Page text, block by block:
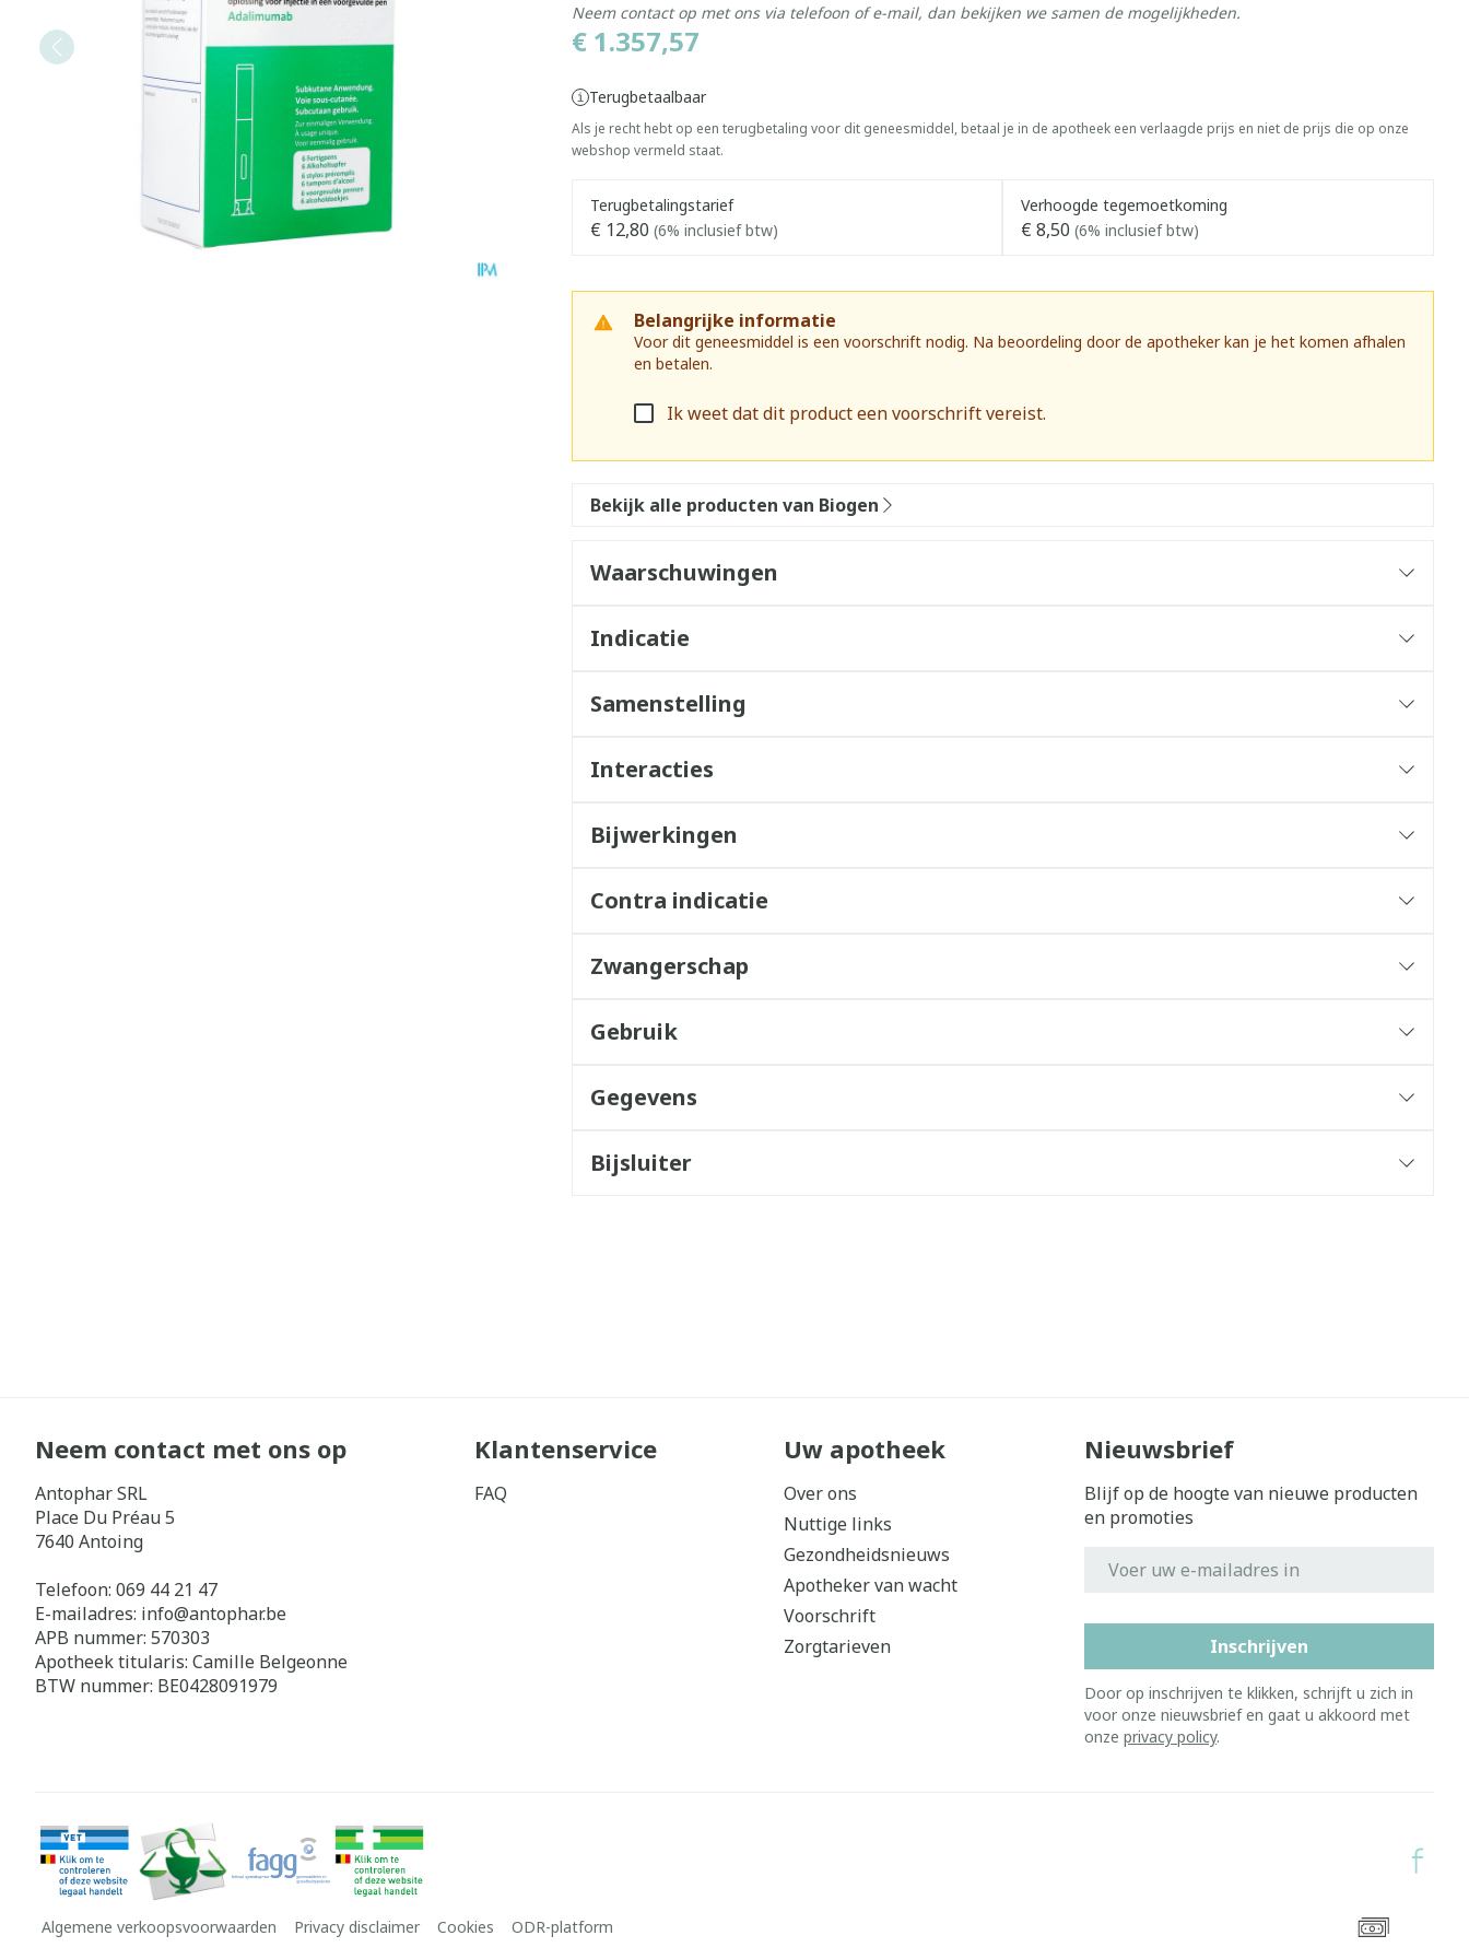
€ 1.357,57
Terugbetaalbaar
Als je recht hebt op een terugbetaling voor dit geneesmiddel, betaal je in de apotheek een verlaagde prijs en niet de prijs die op onze
webshop vermeld staat.
Terugbetalingstarief
€ 12,80 (6% inclusief btw)
Verhoogde tegemoetkoming
€ 8,50 (6% inclusief btw)
Belangrijke informatie
Voor dit geneesmiddel is een voorschrift nodig. Na beoordeling door de apotheker kan je het komen afhalen
en betalen.
Ik weet dat dit product een voorschrift vereist.
Neem contact op met ons via telefoon of e-mail, dan bekijken we samen de mogelijkheden.
Bekijk alle producten van Biogen
Waarschuwingen
Indicatie
Samenstelling
Interacties
Bijwerkingen
Contra indicatie
Zwangerschap
Gebruik
Gegevens
Bijsluiter
Neem contact met ons op
Antophar SRL
Place Du Préau 5
7640 Antoing
Telefoon: 069 44 21 47
E-mailadres: info@antophar.be
APB nummer: 570303
Apotheek titularis: Camille Belgeonne
BTW nummer: BE0428091979
Klantenservice
FAQ
Uw apotheek
Over ons
Nuttige links
Gezondheidsnieuws
Apotheker van wacht
Voorschrift
Zorgtarieven
Nieuwsbrief
Blijf op de hoogte van nieuwe producten
en promoties
Inschrijven
Door op inschrijven te klikken, schrijft u zich in
voor onze nieuwsbrief en gaat u akkoord met
onze privacy policy.
Algemene verkoopsvoorwaarden Privacy disclaimer Cookies ODR-platform